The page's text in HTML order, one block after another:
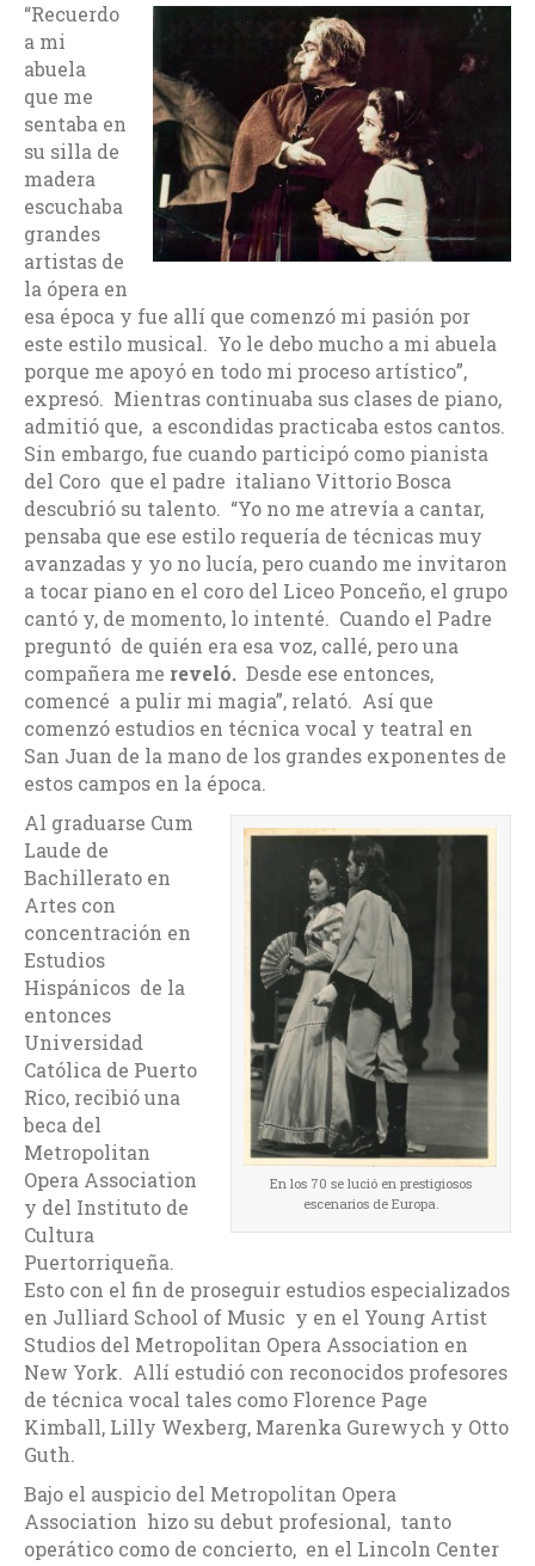
“Recuerdo
a mi
abuela
que me
sentaba en
su silla de
madera
escuchaba
grandes
artistas de
la ópera en
esa época y fue allí que comenzó mi pasión por
este estilo musical. Yo le debo mucho a mi abuela
porque me apoyó en todo mi proceso artístico”,
expresó. Mientras continuaba sus clases de piano,
admitió que, a escondidas practicaba estos cantos.
Sin embargo, fue cuando participó como pianista
del Coro que el padre italiano Vittorio Bosca
descubrió su talento. “Yo no me atrevía a cantar,
pensaba que ese estilo requería de técnicas muy
avanzadas y yo no lucía, pero cuando me invitaron
a tocar piano en el coro del Liceo Ponceño, el grupo
cantó y, de momento, lo intenté. Cuando el Padre
preguntó de quién era esa voz, callé, pero una
compañera me reveló. Desde ese entonces,
comencé a pulir mi magia”, relató. Así que
comenzó estudios en técnica vocal y teatral en
San Juan de la mano de los grandes exponentes de
estos campos en la época.
En los 70 se lució en prestigiosos
escenarios de Europa.
Al graduarse Cum
Laude de
Bachillerato en
Artes con
concentración en
Estudios
Hispánicos de la
entonces
Universidad
Católica de Puerto
Rico, recibió una
beca del
Metropolitan
Opera Association
y del Instituto de
Cultura
Puertorriqueña.
Esto con el fin de proseguir estudios especializados
en Julliard School of Music y en el Young Artist
Studios del Metropolitan Opera Association en
New York. Allí estudió con reconocidos profesores
de técnica vocal tales como Florence Page
Kimball, Lilly Wexberg, Marenka Gurewych y Otto
Guth.
Bajo el auspicio del Metropolitan Opera
Association hizo su debut profesional, tanto
operático como de concierto, en el Lincoln Center